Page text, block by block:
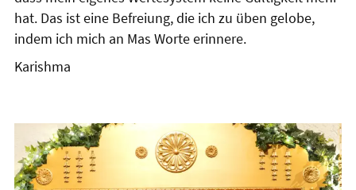
hat. Das ist eine Befreiung, die ich zu üben gelobe,
indem ich mich an Mas Worte erinnere.
Karishma